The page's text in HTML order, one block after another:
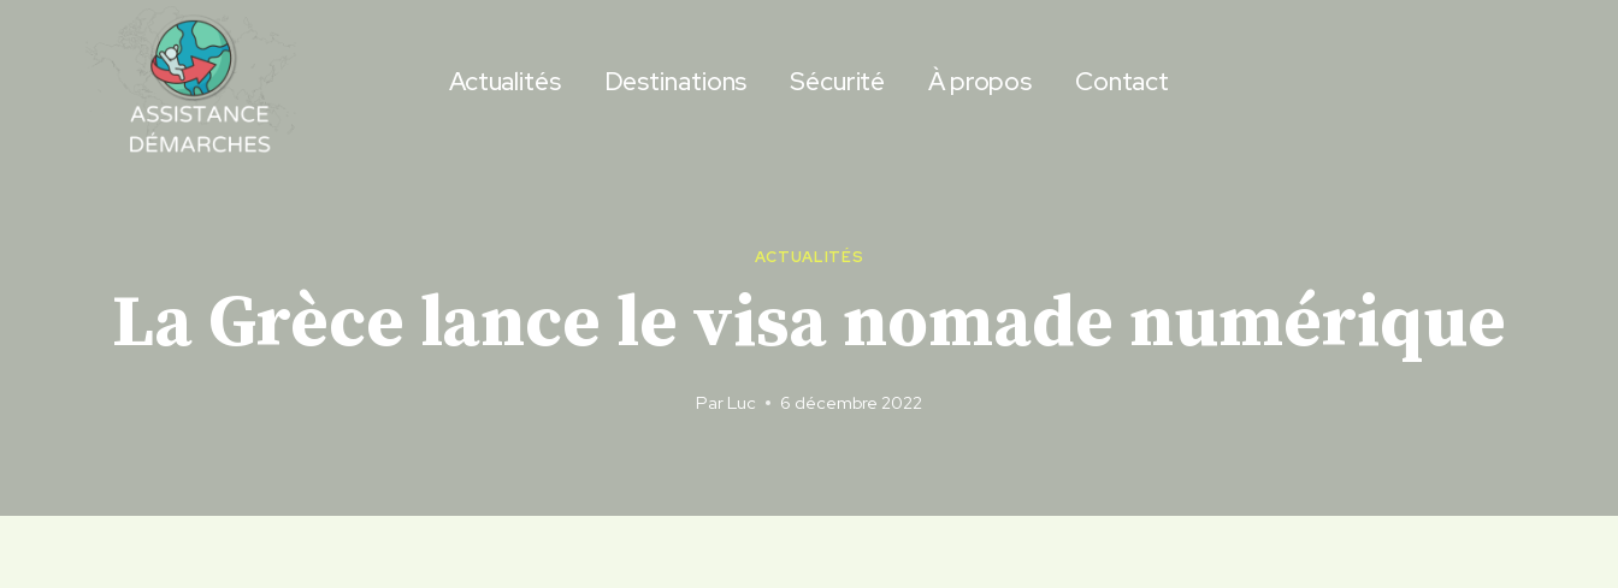
Actualités Destinations Sécurité À propos Contact
ACTUALITÉS
La Grèce lance le visa nomade numérique
Par Luc 6 décembre 2022